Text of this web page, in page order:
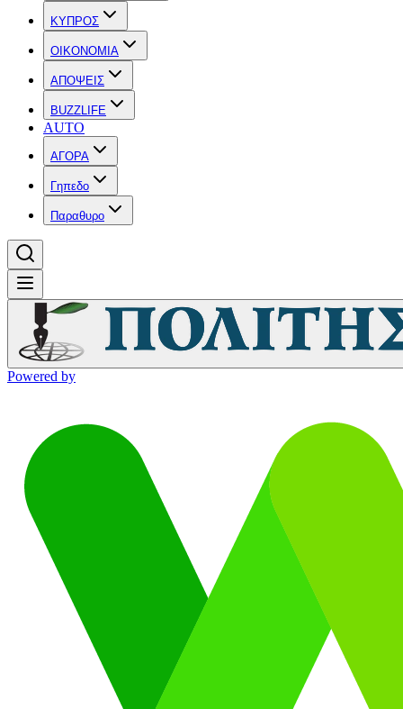
ΚΥΠΡΟΣ
OIKONOMIA
ΑΠΟΨΕΙΣ
BUZZLIFE
AUTO
ΑΓΟΡΑ
Γηπεδο
Παραθυρο
Powered by